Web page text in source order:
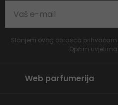
Slanjem ovog obrasca prihvaćam
Općim
Web parfumerija